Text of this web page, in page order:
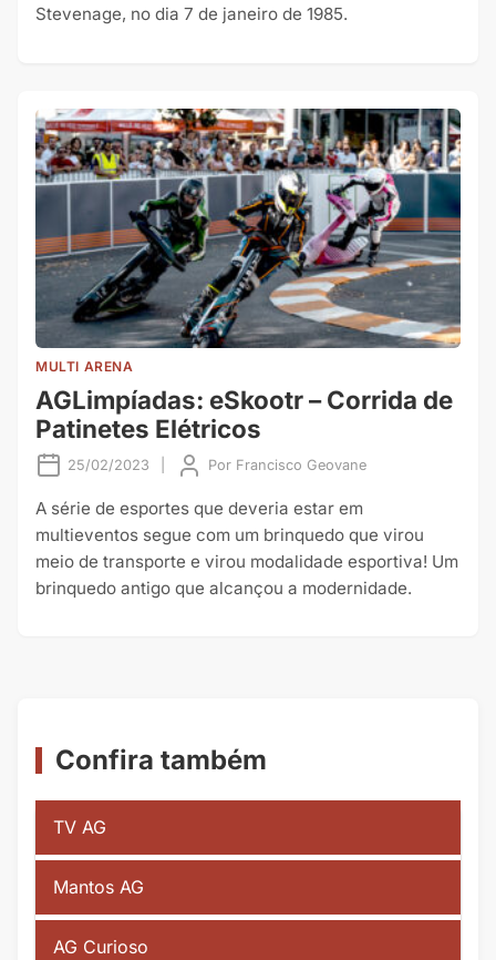
Stevenage, no dia 7 de janeiro de 1985.
MULTI ARENA
AGLimpíadas: eSkootr – Corrida de
Patinetes Elétricos
25/02/2023 Por Francisco Geovane
A série de esportes que deveria estar em
multieventos segue com um brinquedo que virou
meio de transporte e virou modalidade esportiva! Um
brinquedo antigo que alcançou a modernidade.
Confira também
TV AG
Mantos AG
AG Curioso